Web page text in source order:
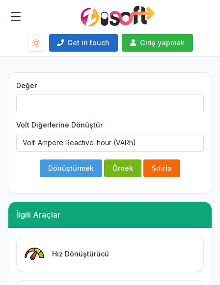
Get in touch Giriş yapmak
Değer
Volt Diğerlerine Dönüştür
Dönüştürmek Örnek Sıfırla
İlgili Araçlar
Hız Dönüştürücü